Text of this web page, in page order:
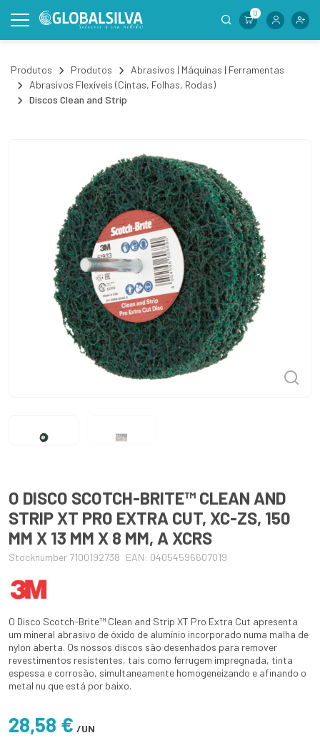
0
Produtos Produtos
Abrasivos | Máquinas | Ferramentas
Abrasivos Flexíveis (Cintas, Folhas, Rodas)
Discos Clean and Strip
O DISCO SCOTCH-BRITE™ CLEAN AND
STRIP XT PRO EXTRA CUT, XC-ZS, 150
MM X 13 MM X 8 MM, A XCRS
Stocknumber 7100192738 EAN: 04054596607019
O Disco Scotch-Brite™ Clean and Strip XT Pro Extra Cut apresenta
um mineral abrasivo de óxido de alumínio incorporado numa malha de
nylon aberta. Os nossos discos são desenhados para remover
revestimentos resistentes, tais como ferrugem impregnada, tinta
espessa e corrosão, simultaneamente homogeneizando e afinando o
metal nu que está por baixo.
28,58 € /UN